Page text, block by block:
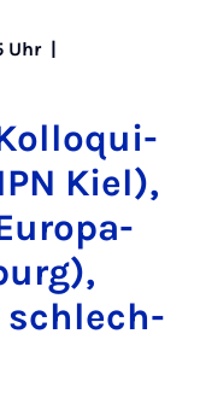
Uhr |
Kiel),
schlech­